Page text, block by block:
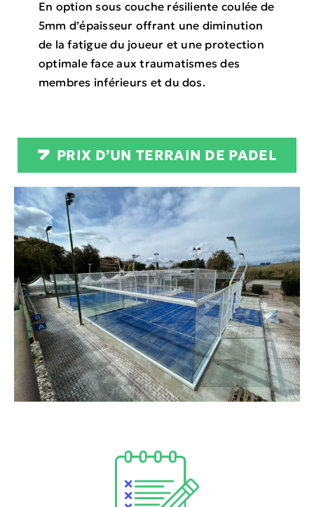
En option sous couche résiliente coulée de
5mm d’épaisseur offrant une diminution
de la fatigue du joueur et une protection
optimale face aux traumatismes des
membres inférieurs et du dos.
PRIX D’UN TERRAIN DE PADEL